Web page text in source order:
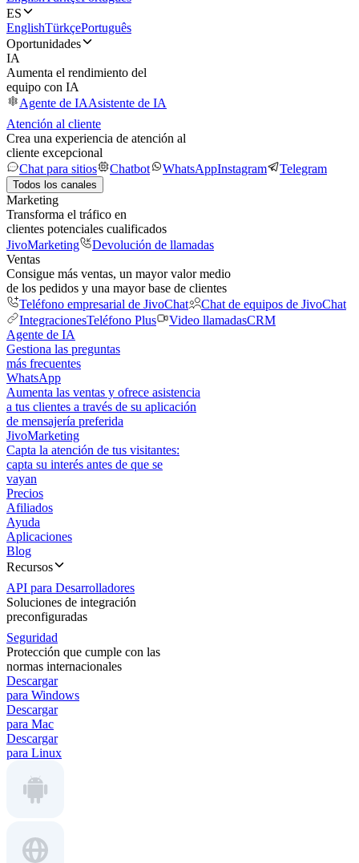
ES
EnglishTürkçePortuguês
Oportunidades
IA
Aumenta el rendimiento del
equipo con IA
Agente de IAAsistente de IA
Atención al cliente
Crea una experiencia de atención al
cliente excepcional
Chat para sitios
Chatbot WhatsAppInstagram Telegram
Todos los canales
Marketing
Transforma el tráfico en
clientes potenciales cualificados
JivoMarketing
Devolución de llamadas
Ventas
Consigue más ventas, un mayor valor medio
de los pedidos y una mayor base de clientes
Teléfono empresarial de JivoChat
Chat de equipos de JivoChat
IntegracionesTeléfono Plus Video llamadasCRM
Agente de IA
Gestiona las preguntas
más frecuentes
WhatsApp
Aumenta las ventas y ofrece asistencia
a tus clientes a través de su aplicación
de mensajería preferida
JivoMarketing
Capta la atención de tus visitantes:
capta su interés antes de que se
vayan
Precios
Afiliados
Ayuda
Aplicaciones
Blog
Recursos
API para Desarrolladores
Soluciones de integración
preconfiguradas
Seguridad
Protección que cumple con las
normas internacionales
Descargar
para Windows
Descargar
para Mac
Descargar
para Linux